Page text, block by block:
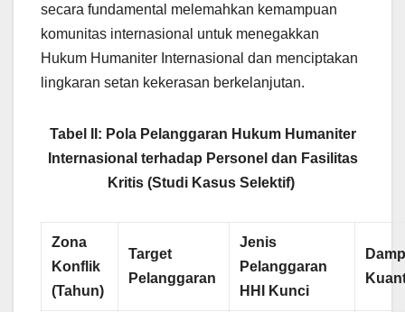
secara fundamental melemahkan kemampuan
komunitas internasional untuk menegakkan
Hukum Humaniter Internasional dan menciptakan
lingkaran setan kekerasan berkelanjutan.
Tabel II: Pola Pelanggaran Hukum Humaniter
Internasional terhadap Personel dan Fasilitas
Kritis (Studi Kasus Selektif)
Zona
Konflik
(Tahun)
Target
Pelanggaran
Jenis
Pelanggaran
HHI Kunci